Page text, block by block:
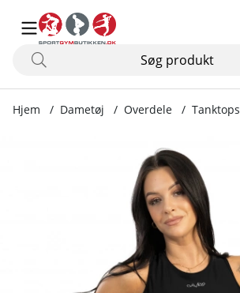
Hjem Dametøj Overdele Tanktops
Produktbilleder Empower Tank Top, black